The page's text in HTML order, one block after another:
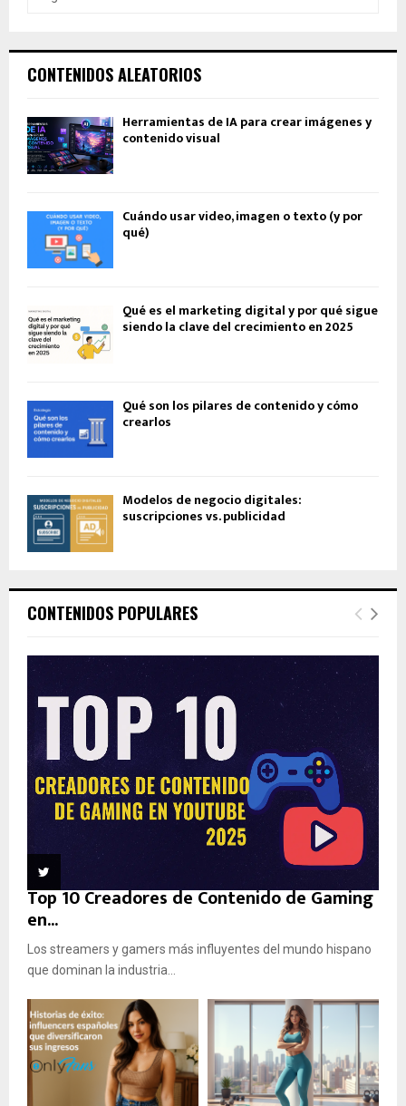
CONTENIDOS ALEATORIOS
Herramientas de IA para crear imágenes y
contenido visual
Cuándo usar video, imagen o texto (y por
qué)
Qué es el marketing digital y por qué sigue
siendo la clave del crecimiento en 2025
Qué son los pilares de contenido y cómo
crearlos
Modelos de negocio digitales:
suscripciones vs. publicidad
CONTENIDOS POPULARES
Top 10 Creadores de Contenido de Gaming
en...
Los streamers y gamers más influyentes del mundo hispano
que dominan la industria...